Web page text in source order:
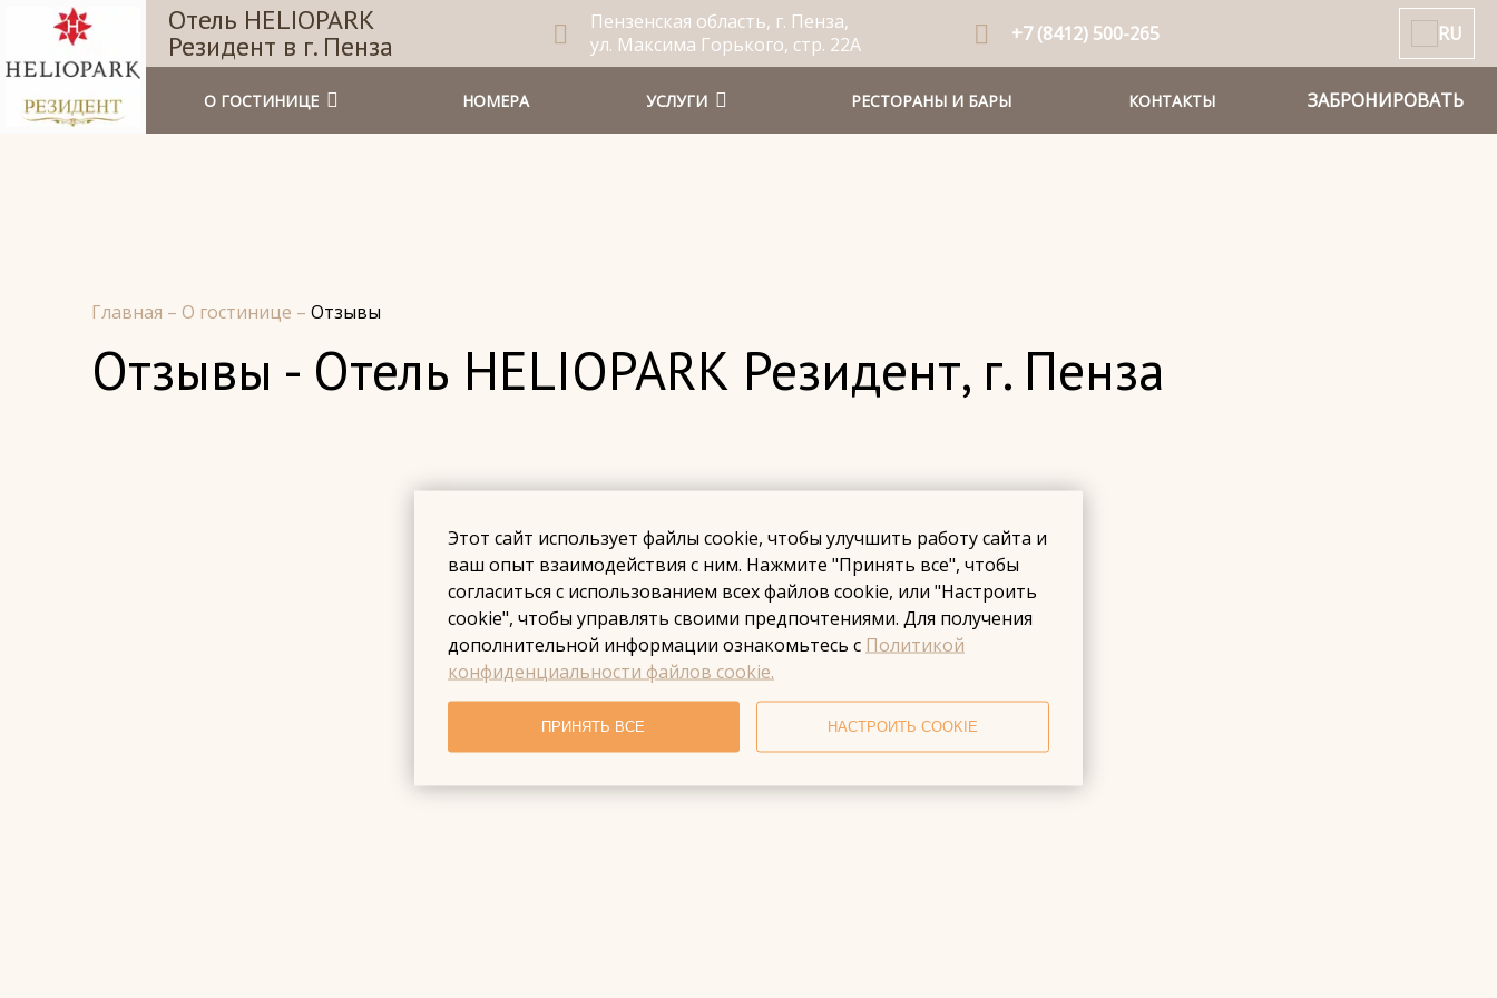
Этот сайт использует файлы cookie, чтобы улучшить работу сайта и
ваш опыт взаимодействия с ним. Нажмите "Принять все", чтобы
согласиться с использованием всех файлов cookie, или "Настроить
cookie", чтобы управлять своими предпочтениями. Для получения
дополнительной информации ознакомьтесь с Политикой
конфиденциальности файлов cookie.
ПРИНЯТЬ ВСЕ НАСТРОИТЬ COOKIE
Отель HELIOPARK
Резидент в г. Пенза
Пензенская область, г. Пенза,
ул. Максима Горького, стр. 22А
+7 (8412) 500-265 RU
О ГОСТИНИЦЕ НОМЕРА УСЛУГИ РЕСТОРАНЫ И БАРЫ КОНТАКТЫ ЗАБРОНИРОВАТЬ
Главная – О гостинице – Отзывы
Отзывы - Отель HELIOPARK Резидент, г. Пенза